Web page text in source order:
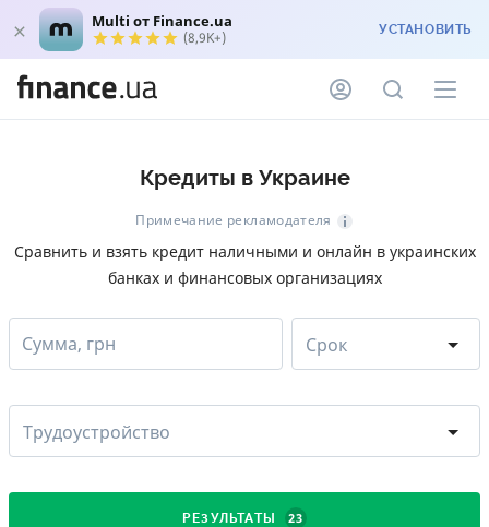
Multi от Finance.ua
(8,9K+) УСТАНОВИТЬ
Кредиты в Украине
Примечание рекламодателя
Сравнить и взять кредит наличными и онлайн в украинских
банках и финансовых организациях
Сумма, грн Срок
Трудоустройство
РЕЗУЛЬТАТЫ 23